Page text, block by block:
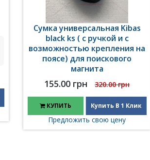
Сумка универсальная Kibas
black ks ( с ручкой и с
возможностью крепления на
поясе) для поискового
магнита
155.00 грн 320.00 грн
КУПИТЬ Купить В 1 Клик
Предложить свою цену